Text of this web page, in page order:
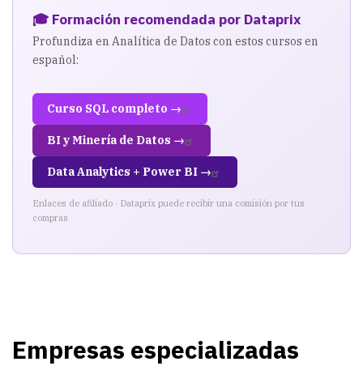
🎓 Formación recomendada por Dataprix
Profundiza en Analítica de Datos con estos cursos en
español:
Curso SQL completo →
BI y Minería de Datos →
Data Analytics + Power BI →
Enlaces de afiliado · Dataprix puede recibir una comisión por tus
compras
Empresas especializadas